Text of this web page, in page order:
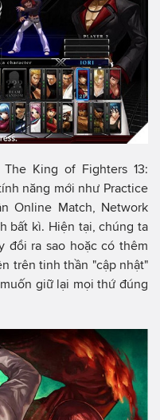
King of Fighters 13:
năng mới như Practice
Online Match, Network
bất kì. Hiện tại, chúng ta
đổi ra sao hoặc có thêm
trên tinh thần "cập nhật"
giữ lại mọi thứ đúng